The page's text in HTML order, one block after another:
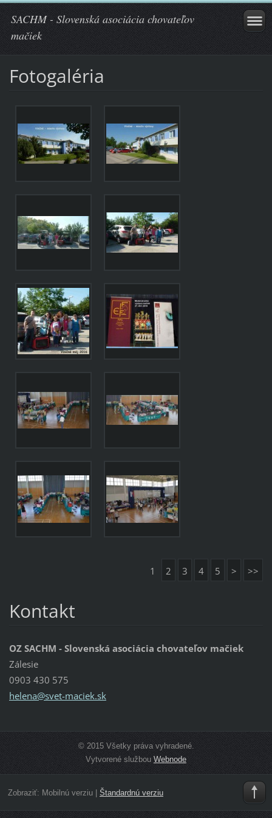
SACHM - Slovenská asociácia chovateľov
mačiek
Fotogaléria
1 2 3 4 5 > >>
Kontakt
OZ SACHM - Slovenská asociácia chovateľov mačiek
Zálesie
0903 430 575
helena@svet-maciek.sk
© 2015 Všetky práva vyhradené.
Vytvorené službouWebnode
Zobraziť: Mobilnú verziu| Štandardnú verziu